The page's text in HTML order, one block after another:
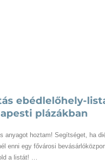
ebédlelőhely-
plázákban
anyagot hoztam! Segítséget, ha
enni egy fővárosi
a listát! …